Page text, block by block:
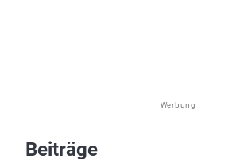
Werbung
Beiträge